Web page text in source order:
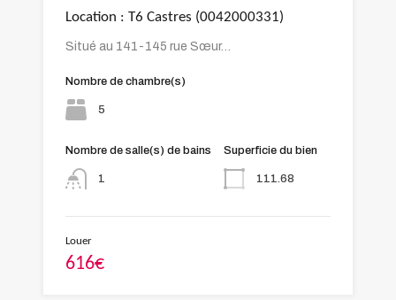
Location : T6 Castres (0042000331)
Situé au 141-145 rue Sœur…
Nombre de chambre(s)
5
Nombre de salle(s) de bains
1
Superficie du bien
111.68
Louer
616€